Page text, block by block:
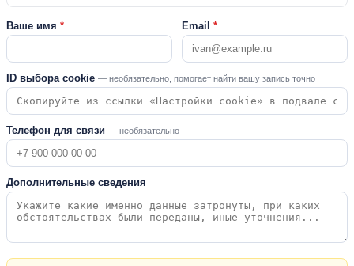
Ваше имя * Email *
ID выбора cookie — необязательно, помогает найти вашу запись точно
Телефон для связи — необязательно
Дополнительные сведения